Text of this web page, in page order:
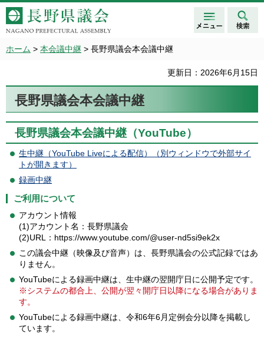
長野県議会 NAGANO
PREFECTURAL ASSEMBLY
メニュ
ー
検索
ホーム > 本会議中継 > 長野県議会本会議中継
更新日：2026年6月15日
長野県議会本会議中継
長野県議会本会議中継（YouTube）
生中継（YouTube Liveによる配信）（別ウィンドウで外部サイ
トが開きます）
録画中継
ご利用について
アカウント情報
(1)アカウント名：長野県議会
(2)URL：https://www.youtube.com/@user-nd5si9ek2x
この議会中継（映像及び音声）は、長野県議会の公式記録ではあ
りません。
YouTubeによる録画中継は、生中継の翌開庁日に公開予定です。
※システムの都合上、公開が翌々開庁日以降になる場合がありま
す。
YouTubeによる録画中継は、令和6年6月定例会分以降を掲載し
ています。